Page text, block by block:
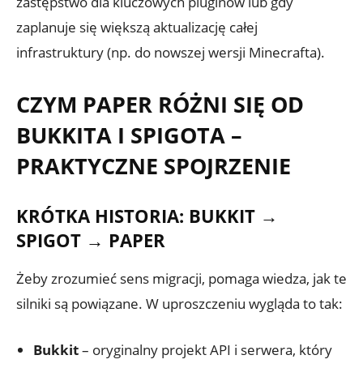
zaplanuje się większą aktualizację całej
infrastruktury (np. do nowszej wersji Minecrafta).
CZYM PAPER RÓŻNI SIĘ OD
BUKKITA I SPIGOTA –
PRAKTYCZNE SPOJRZENIE
KRÓTKA HISTORIA: BUKKIT →
SPIGOT → PAPER
Żeby zrozumieć sens migracji, pomaga wiedza, jak te
silniki są powiązane. W uproszczeniu wygląda to tak:
Bukkit– oryginalny projekt API i serwera, który